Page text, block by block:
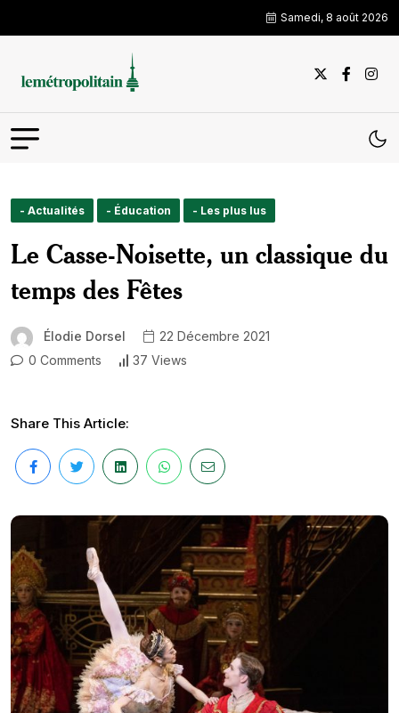
Samedi, 8 août 2026
- Actualités - Éducation - Les plus lus
Le Casse-Noisette, un classique du
temps des Fêtes
Élodie Dorsel
22 Décembre 2021
0 Comments
37 Views
Share This Article: